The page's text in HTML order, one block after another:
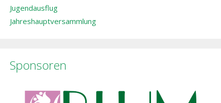
Jugendausflug
Jahreshauptversammlung
Sponsoren